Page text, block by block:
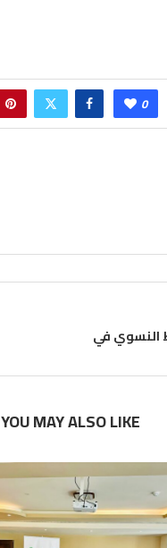
0
النسوي في
YOU MAY ALSO LIKE